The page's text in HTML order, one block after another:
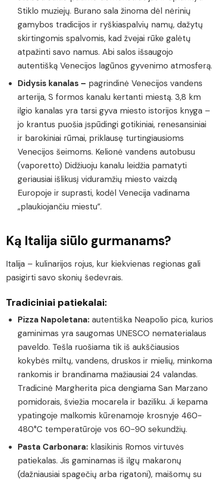
Stiklo muziejų. Burano sala žinoma dėl nėrinių
gamybos tradicijos ir ryškiaspalvių namų, dažytų
skirtingomis spalvomis, kad žvejai rūke galėtų
atpažinti savo namus. Abi salos išsaugojo
autentišką Venecijos lagūnos gyvenimo atmosferą.
Didysis kanalas – pagrindinė Venecijos vandens
arterija, S formos kanalu kertanti miestą. 3,8 km
ilgio kanalas yra tarsi gyva miesto istorijos knyga –
jo krantus puošia įspūdingi gotikiniai, renesansiniai
ir barokiniai rūmai, priklausę turtingiausioms
Venecijos šeimoms. Kelionė vandens autobusu
(vaporetto) Didžiuoju kanalu leidžia pamatyti
geriausiai išlikusį viduramžių miesto vaizdą
Europoje ir suprasti, kodėl Venecija vadinama
„plaukiojančiu miestu”.
Ką Italija siūlo gurmanams?
Italija – kulinarijos rojus, kur kiekvienas regionas gali
pasigirti savo skonių šedevrais.
Tradiciniai patiekalai:
Pizza Napoletana: autentiška Neapolio pica, kurios
gaminimas yra saugomas UNESCO nematerialaus
paveldo. Tešla ruošiama tik iš aukščiausios
kokybės miltų, vandens, druskos ir mielių, minkoma
rankomis ir brandinama mažiausiai 24 valandas.
Tradicinė Margherita pica dengiama San Marzano
pomidorais, šviežia mocarela ir baziliku. Ji kepama
ypatingoje malkomis kūrenamoje krosnyje 460-
480°C temperatūroje vos 60-90 sekundžių.
Pasta Carbonara: klasikinis Romos virtuvės
patiekalas. Jis gaminamas iš ilgų makaronų
(dažniausiai spagečių arba rigatoni), maišomų su